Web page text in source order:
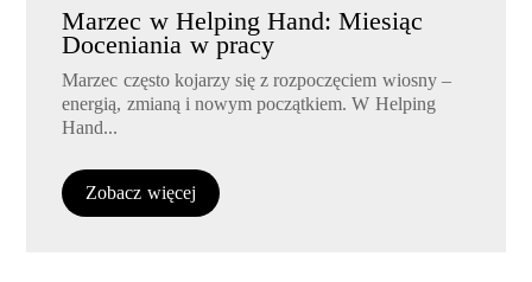
Marzec w Helping Hand: Miesiąc
Doceniania w pracy
Marzec często kojarzy się z rozpoczęciem wiosny –
energią, zmianą i nowym początkiem. W Helping
Hand...
Zobacz więcej